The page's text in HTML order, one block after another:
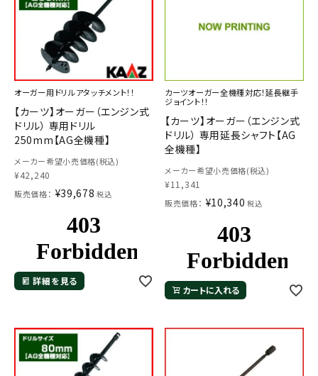
オーガー用ドリルアタッチメント！！
【カーツ】オーガー（エンジン式
ドリル） 専用ドリル
250mm【AG全機種】
メーカー希望小売価格(税込)
¥42,240
販売価格： ¥39,678 税込
詳細を見る
カーツオーガー全機種対応！延長継手
ジョイント！！
【カーツ】オーガー（エンジン式
ドリル） 専用延長シャフト【AG
全機種】
メーカー希望小売価格(税込)
¥11,341
販売価格： ¥10,340 税込
カートに入れる